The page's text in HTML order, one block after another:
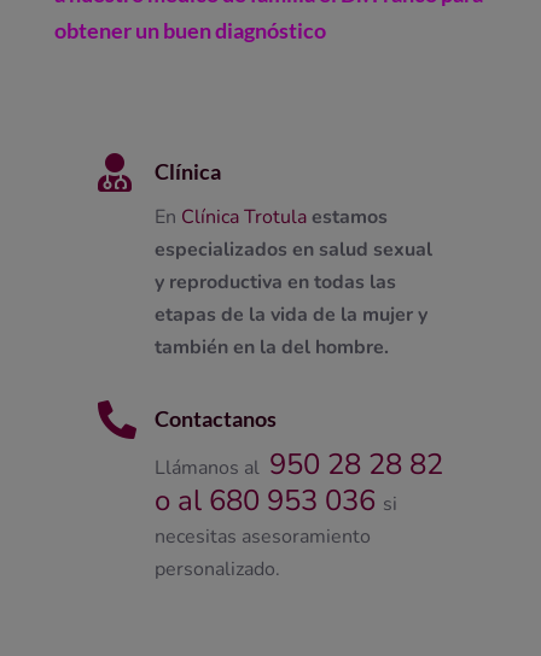
obtener un buen diagnóstico

Clínica
En Clínica Trotulaestamos
especializados en salud sexual
y reproductiva en todas las
etapas de la vida de la mujer y
también en la del hombre.

Contactanos
Llámanos al 950 28 28 82
o al 680 953 036 si
necesitas asesoramiento
personalizado.